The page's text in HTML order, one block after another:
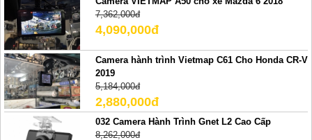
7,362,000đ
4,090,000đ
Camera hành trình Vietmap C61 Cho Honda CR-V
2019
5,184,000đ
2,880,000đ
032 Camera Hành Trình Gnet L2 Cao Cấp
8,262,000đ